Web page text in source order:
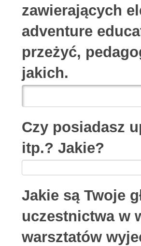
zawierających
adventure
przeżyć,
jakich.
Czy posiadasz
itp.? Jakie?
Jakie są Twoje
uczestnictwa w
warsztatów